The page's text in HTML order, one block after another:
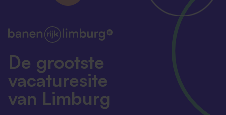
De grootste
vacaturesite
van Limburg